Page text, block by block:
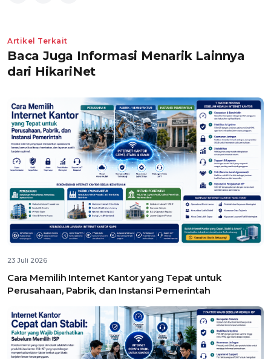
Artikel Terkait
Baca Juga Informasi Menarik Lainnya
dari HikariNet
23 Juli 2026
Cara Memilih Internet Kantor yang Tepat untuk
Perusahaan, Pabrik, dan Instansi Pemerintah